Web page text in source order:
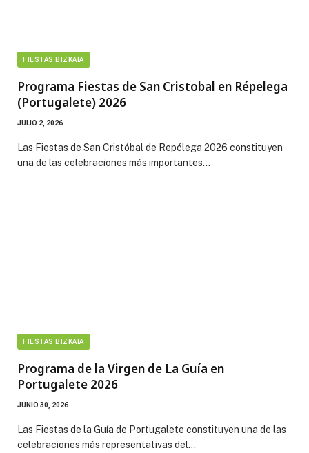
FIESTAS BIZKAIA
Programa Fiestas de San Cristobal en Répelega
(Portugalete) 2026
JULIO 2, 2026
Las Fiestas de San Cristóbal de Repélega 2026 constituyen
una de las celebraciones más importantes…
FIESTAS BIZKAIA
Programa de la Virgen de La Guía en
Portugalete 2026
JUNIO 30, 2026
Las Fiestas de la Guía de Portugalete constituyen una de las
celebraciones más representativas del…